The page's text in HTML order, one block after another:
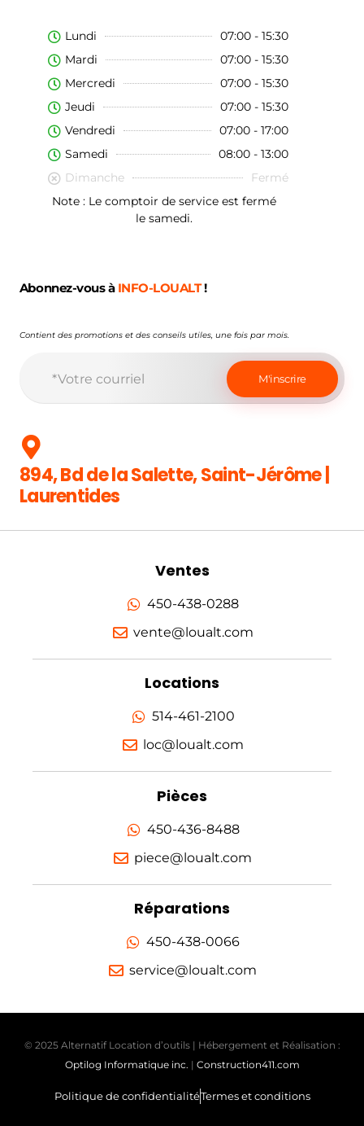
Lundi
07:00 - 15:30
Mardi
07:00 - 15:30
Mercredi
07:00 - 15:30
Jeudi
07:00 - 15:30
Vendredi
07:00 - 17:00
Samedi
08:00 - 13:00
Dimanche
Fermé
Note : Le comptoir de service est fermé
le samedi.
Abonnez-vous à INFO-LOUALT!
Contient des promotions et des conseils utiles, une fois par mois.
894, Bd de la Salette, Saint-Jérôme |
Laurentides
Ventes
450-438-0288
vente@loualt.com
Locations
514-461-2100
loc@loualt.com
Pièces
450-436-8488
piece@loualt.com
Réparations
450-438-0066
service@loualt.com
© 2025 Alternatif Location d’outils | Hébergement et Réalisation :
Optilog Informatique inc. | Construction411.com
Politique de confidentialitéTermes et conditions